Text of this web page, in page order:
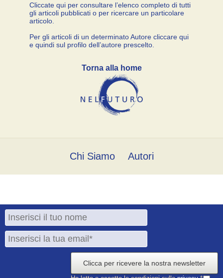
Cliccate qui per consultare l’elenco completo di tutti
gli articoli pubblicati o per ricercare un particolare
articolo.
Per gli articoli di un determinato Autore cliccare qui
e quindi sul profilo dell’autore prescelto.
Torna alla home
Chi Siamo Autori
Clicca per ricevere la nostra newsletter